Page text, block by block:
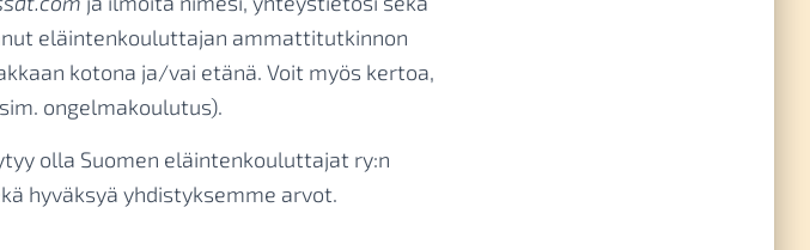
eläintenkouluttajan ammattitutkinnon
kotona ja/vai etänä. Voit myös kertoa,
ongelmakoulutus).
olla Suomen eläintenkouluttajat ry:n
hyväksyä yhdistyksemme arvot.